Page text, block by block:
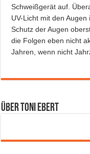
Schweißgerät auf.
UV-Licht mit den
Schutz der Augen
die Folgen eben nicht
Jahren, wenn nicht
Über Toni Ebert